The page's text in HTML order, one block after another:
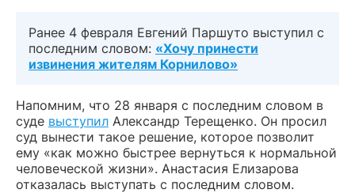
Ранее 4 февраля Евгений Паршуто выступил с
последним словом: «Хочу принести
извинения жителям Корнилово»
Напомним, что 28 января с последним словом в
суде выступил Александр Терещенко. Он просил
суд вынести такое решение, которое позволит
ему «как можно быстрее вернуться к нормальной
человеческой жизни». Анастасия Елизарова
отказалась выступать с последним словом.